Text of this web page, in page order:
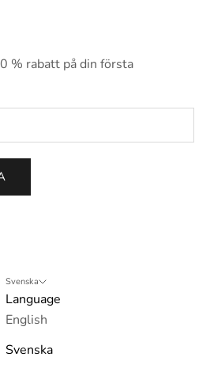
% rabatt på din första
Svenska
Language
English
Svenska